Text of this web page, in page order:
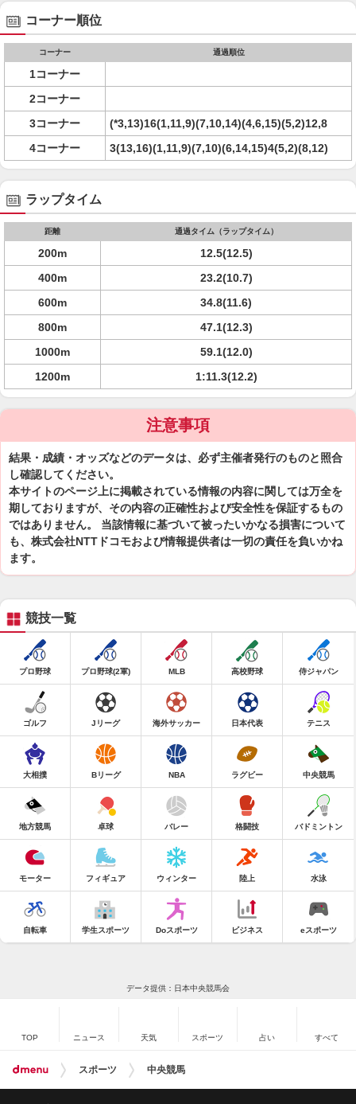
コーナー順位
コーナー 通過順位
1コーナー
2コーナー
3コーナー
(*3,13)16(1,11,9)(7,10,14)(4,6,15)(5,2)12,8
4コーナー
3(13,16)(1,11,9)(7,10)(6,14,15)4(5,2)(8,12)
ラップタイム
距離 通過タイム（ラップタイム）
200m
12.5(12.5)
400m
23.2(10.7)
600m
34.8(11.6)
800m
47.1(12.3)
1000m
59.1(12.0)
1200m
1:11.3(12.2)
注意事項
結果・成績・オッズなどのデータは、必ず主催者発行のものと照合
し確認してください。
本サイトのページ上に掲載されている情報の内容に関しては万全を
期しておりますが、その内容の正確性および安全性を保証するもの
ではありません。 当該情報に基づいて被ったいかなる損害について
も、株式会社NTTドコモおよび情報提供者は一切の責任を負いかね
ます。
競技一覧
プロ野球 プロ野球(2軍) MLB 高校野球 侍ジャパン
ゴルフ Jリーグ 海外サッカー 日本代表 テニス
大相撲 Bリーグ NBA ラグビー 中央競馬
地方競馬 卓球 バレー 格闘技 バドミントン
モーター フィギュア ウィンター 陸上 水泳
自転車 学生スポーツ Doスポーツ ビジネス eスポーツ
データ提供：日本中央競馬会
TOP ニュース 天気 スポーツ 占い すべて
スポーツ 中央競馬